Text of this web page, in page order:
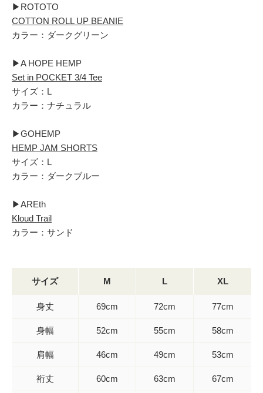
▶︎ROTOTO
COTTON ROLL UP BEANIE
カラー：ダークグリーン
▶︎A HOPE HEMP
Set in POCKET 3/4 Tee
サイズ：L
カラー：ナチュラル
▶︎GOHEMP
HEMP JAM SHORTS
サイズ：L
カラー：ダークブルー
▶︎AREth
Kloud Trail
カラー：サンド
サイズ M L XL
身丈 69cm 72cm 77cm
身幅 52cm 55cm 58cm
肩幅 46cm 49cm 53cm
裄丈 60cm 63cm 67cm